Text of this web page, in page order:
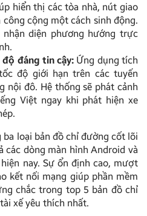
hiển thị các tòa nhà, nút giao
cộng một cách sinh động.
diện phương hướng trực
đáng tin cậy: Ứng dụng tích
độ giới hạn trên các tuyến
nội đô. Hệ thống sẽ phát cảnh
Việt ngay khi phát hiện xe
loại bản đồ chỉ đường cốt lõi
các dòng màn hình Android và
hiện nay. Sự ổn định cao, mượt
kết nối mạng giúp phần mềm
chắc trong top 5 bản đồ chỉ
xế yêu thích nhất.